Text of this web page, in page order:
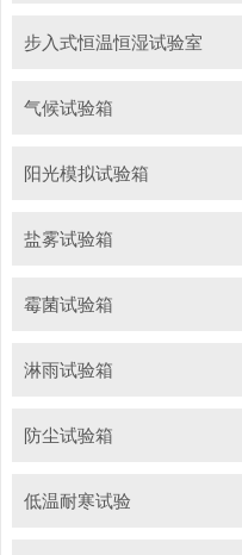
步入式恒温恒湿试验室
气候试验箱
阳光模拟试验箱
盐雾试验箱
霉菌试验箱
淋雨试验箱
防尘试验箱
低温耐寒试验